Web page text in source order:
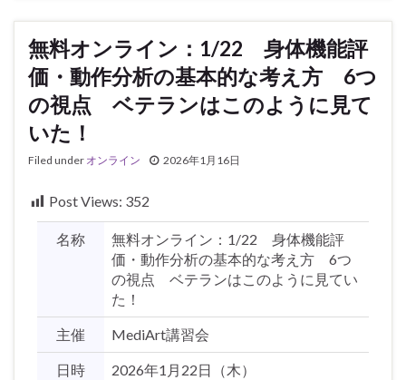
無料オンライン：1/22 身体機能評
価・動作分析の基本的な考え方 6つ
の視点 ベテランはこのように見て
いた！
Filed under オンライン 2026年1月16日
Post Views: 352
名称
無料オンライン：1/22 身体機能評
価・動作分析の基本的な考え方 6つ
の視点 ベテランはこのように見てい
た！
主催 MediArt講習会
日時
2026年1月22日（木）